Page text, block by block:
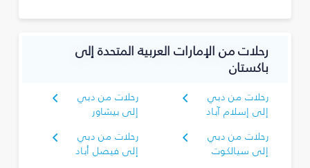
رحلات من الإمارات العربية المتحدة إلى
باكستان
رحلات من دبي
إلى إسلام آباد
رحلات من دبي
إلى بيشاور
رحلات من دبي
إلى سيالكوت
رحلات من دبي
إلى فيصل أباد